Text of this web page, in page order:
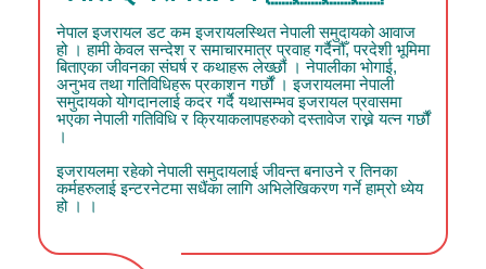
नेपाल इजरायल डट कम इजरायलस्थित नेपाली समुदायको आवाज
हो । हामी केवल सन्देश र समाचारमात्र प्रवाह गर्दैनौँ, परदेशी भूमिमा
बिताएका जीवनका संघर्ष र कथाहरू लेख्छौं । नेपालीका भोगाई,
अनुभव तथा गतिविधिहरू प्रकाशन गर्छौं । इजरायलमा नेपाली
समुदायको योगदानलाई कदर गर्दै यथासम्भव इजरायल प्रवासमा
भएका नेपाली गतिविधि र क्रियाकलापहरुको दस्तावेज राख्ने यत्न गर्छौं
।
इजरायलमा रहेको नेपाली समुदायलाई जीवन्त बनाउने र तिनका
कर्महरुलाई इन्टरनेटमा सधैंका लागि अभिलेखिकरण गर्ने हाम्रो ध्येय
हो । ।